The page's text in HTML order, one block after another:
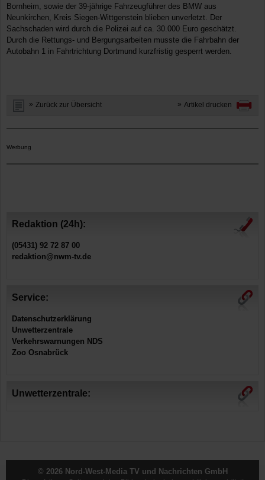
Bornheim, sowie der 39-jährige Fahrzeugführer des BMW aus
Neunkirchen, Kreis Siegen-Wittgenstein blieben unverletzt. Der
Sachschaden wird durch die Polizei auf ca. 30.000 Euro geschätzt.
Durch die Rettungs- und Bergungsarbeiten musste die Fahrbahn der
Autobahn 1 in Fahrtrichtung Dortmund kurzfristig gesperrt werden.
Zurück zur Übersicht Artikel drucken
Werbung
Redaktion (24h):
(05431) 92 72 87 00
redaktion@nwm-tv.de
Service:
Datenschutzerklärung
Unwetterzentrale
Verkehrswarnungen NDS
Zoo Osnabrück
Unwetterzentrale:
© 2026 Nord-West-Media TV und Nachrichten GmbH